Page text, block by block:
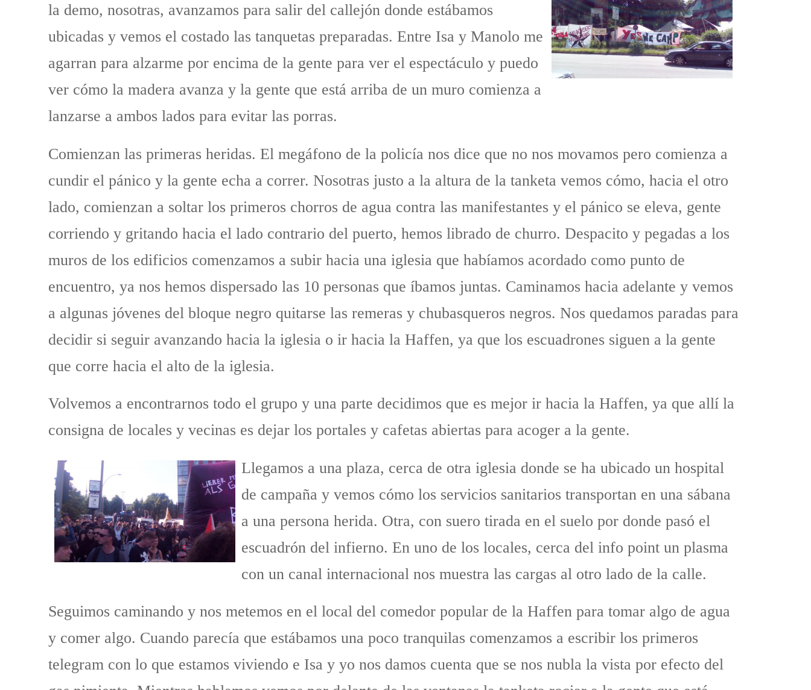
la demo, nosotras, avanzamos para salir del callejón donde estábamos
ubicadas y vemos el costado las tanquetas preparadas. Entre Isa y Manolo me
agarran para alzarme por encima de la gente para ver el espectáculo y puedo
ver cómo la madera avanza y la gente que está arriba de un muro comienza a
lanzarse a ambos lados para evitar las porras.
Comienzan las primeras heridas. El megáfono de la policía nos dice que no nos movamos pero comienza a
cundir el pánico y la gente echa a correr. Nosotras justo a la altura de la tanketa vemos cómo, hacia el otro
lado, comienzan a soltar los primeros chorros de agua contra las manifestantes y el pánico se eleva, gente
corriendo y gritando hacia el lado contrario del puerto, hemos librado de churro. Despacito y pegadas a los
muros de los edificios comenzamos a subir hacia una iglesia que habíamos acordado como punto de
encuentro, ya nos hemos dispersado las 10 personas que íbamos juntas. Caminamos hacia adelante y vemos
a algunas jóvenes del bloque negro quitarse las remeras y chubasqueros negros. Nos quedamos paradas para
decidir si seguir avanzando hacia la iglesia o ir hacia la Haffen, ya que los escuadrones siguen a la gente
que corre hacia el alto de la iglesia.
Volvemos a encontrarnos todo el grupo y una parte decidimos que es mejor ir hacia la Haffen, ya que allí la
consigna de locales y vecinas es dejar los portales y cafetas abiertas para acoger a la gente.
Llegamos a una plaza, cerca de otra iglesia donde se ha ubicado un hospital
de campaña y vemos cómo los servicios sanitarios transportan en una sábana
a una persona herida. Otra, con suero tirada en el suelo por donde pasó el
escuadrón del infierno. En uno de los locales, cerca del info point un plasma
con un canal internacional nos muestra las cargas al otro lado de la calle.
Seguimos caminando y nos metemos en el local del comedor popular de la Haffen para tomar algo de agua
y comer algo. Cuando parecía que estábamos una poco tranquilas comenzamos a escribir los primeros
telegram con lo que estamos viviendo e Isa y yo nos damos cuenta que se nos nubla la vista por efecto del